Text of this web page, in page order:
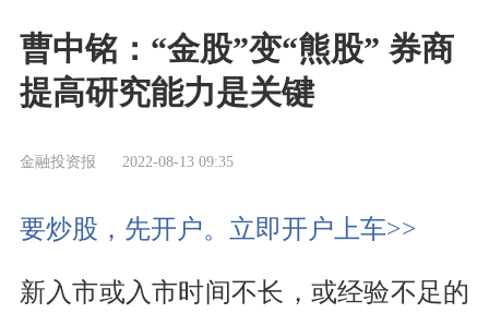
曹中铭：“金股”变“熊股” 券商
提高研究能力是关键
金融投资报 2022-08-13 09:35
要炒股，先开户。立即开户上车>>
新入市或入市时间不长，或经验不足的